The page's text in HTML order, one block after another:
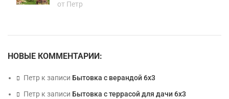
от Петр
НОВЫЕ КОММЕНТАРИИ:
Петр к записи Бытовка с верандой 6х3
Петр к записи Бытовка с террасой для дачи 6х3